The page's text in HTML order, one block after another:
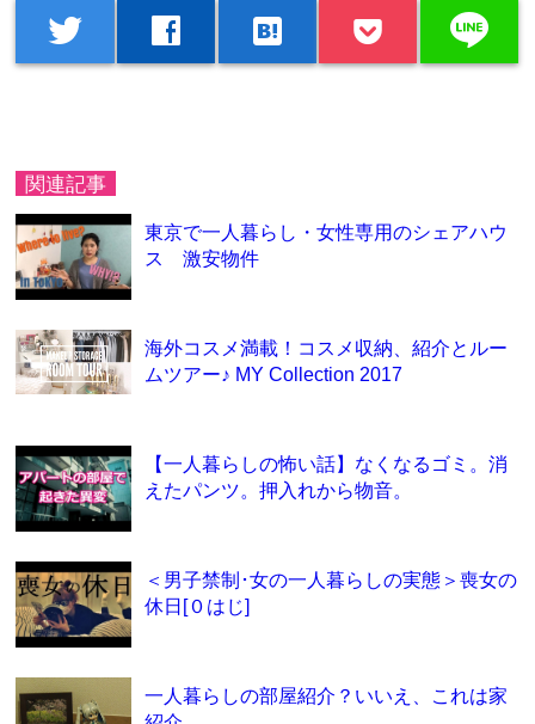
twitter facebook hatenabookmark line
関連記事
東京で一人暮らし・女性専用のシェアハウ
ス 激安物件
海外コスメ満載！コスメ収納、紹介とルー
ムツアー♪ MY Collection 2017
【一人暮らしの怖い話】なくなるゴミ。消
えたパンツ。押入れから物音。
＜男子禁制･女の一人暮らしの実態＞喪女の
休日[０はじ]
一人暮らしの部屋紹介？いいえ、これは家